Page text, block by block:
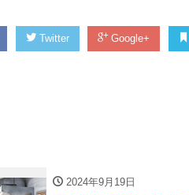
Twitter Google+
2024年9月19日